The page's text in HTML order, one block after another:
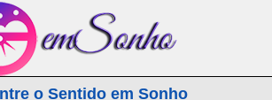
mais
o Sentido em Sonho